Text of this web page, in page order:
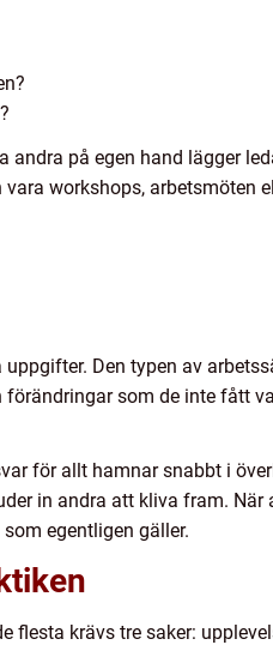
andra på egen hand lägger
workshops, arbetsmöten
Den typen av
som de inte fått
för allt hamnar snabbt i
in andra att kliva fram. När
egentligen gäller.
flesta krävs tre saker: